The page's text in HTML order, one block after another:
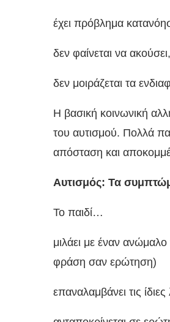
έχει πρόβλημα
δεν φαίνεται να
δεν μοιράζεται τα
Η βασική κοινωνική
του αυτισμού. Πολλά
απόσταση και
Αυτισμός: Τα
Το παιδί…
μιλάει με έναν
φράση σαν ερώτηση)
επαναλαμβάνει τις